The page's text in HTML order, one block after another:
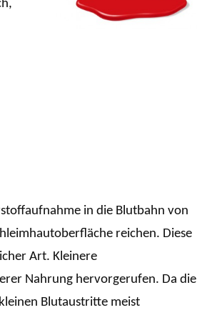
in die Blutbahn von
reichen. Diese
Art. Kleinere
Nahrung hervorgerufen. Da die
Blutaustritte meist